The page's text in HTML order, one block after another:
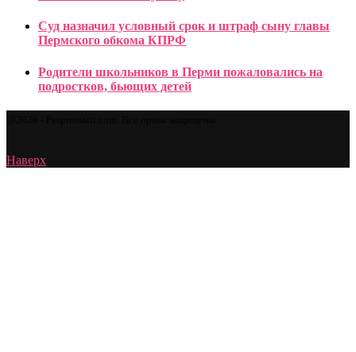
Суд назначил условный срок и штраф сыну главы
Пермского обкома КПРФ
Родители школьников в Перми пожаловались на
подростков, бьющих детей
Наверх